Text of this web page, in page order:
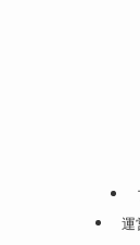
運